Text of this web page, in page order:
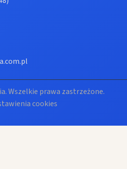
Wszelkie prawa zastrzeżone.
cookies